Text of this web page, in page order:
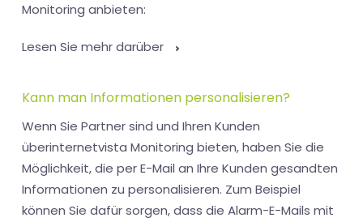
Monitoring anbieten:
Lesen Sie mehr darüber
Kann man Informationen personalisieren?
Wenn Sie Partner sind und Ihren Kunden
überinternetvista Monitoring bieten, haben Sie die
Möglichkeit, die per E-Mail an Ihre Kunden gesandten
Informationen zu personalisieren. Zum Beispiel
können Sie dafür sorgen, dass die Alarm-E-Mails mit